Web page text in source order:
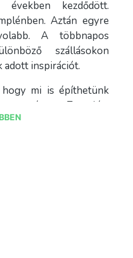
kezdődött.
Aztán egyre
A többnapos
szállásokon
adott inspirációt.
mi is építhetünk
magát a Zemplén,
sorra vettük,
amikor elénk
panoráma, és az
kitéve).
könnyebbik része.
fő elvünk volt: olyat